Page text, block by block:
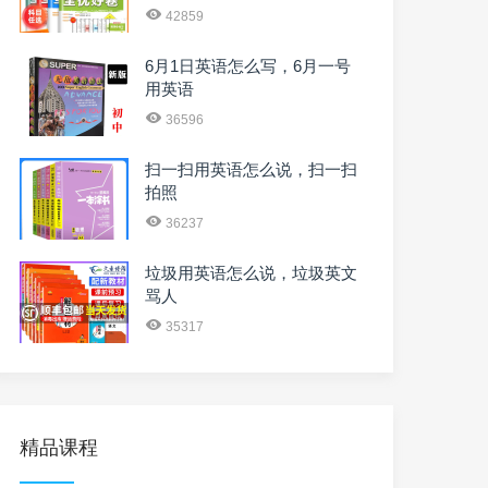
42859
6月1日英语怎么写，6月一号
用英语
36596
扫一扫用英语怎么说，扫一扫
拍照
36237
垃圾用英语怎么说，垃圾英文
骂人
35317
精品课程